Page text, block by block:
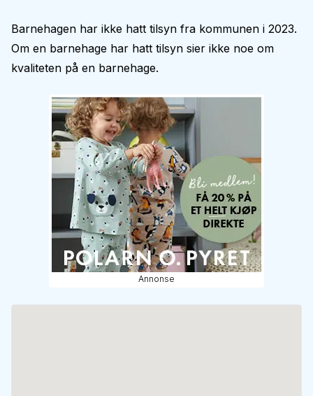
Barnehagen har ikke hatt tilsyn fra kommunen i 2023.
Om en barnehage har hatt tilsyn sier ikke noe om
kvaliteten på en barnehage.
Annonse